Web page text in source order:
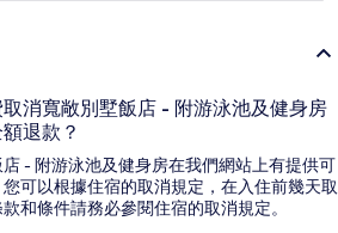
消寬敞別墅飯店 - 附游泳池及健身房
退款？
- 附游泳池及健身房在我們網站上有提供可
可以根據住宿的取消規定，在入住前幾天取
和條件請務必參閱住宿的取消規定。